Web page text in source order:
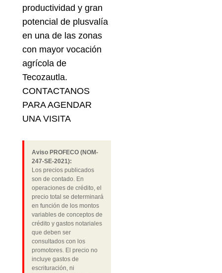
productividad y gran
potencial de plusvalía
en una de las zonas
con mayor vocación
agrícola de
Tecozautla.
CONTACTANOS
PARA AGENDAR
UNA VISITA
Aviso PROFECO (NOM-
247-SE-2021):
Los precios publicados
son de contado. En
operaciones de crédito, el
precio total se determinará
en función de los montos
variables de conceptos de
crédito y gastos notariales
que deben ser
consultados con los
promotores. El precio no
incluye gastos de
escrituración, ni